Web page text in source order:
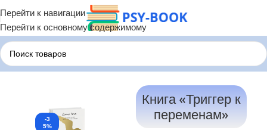
Перейти к навигации
Перейти к основному содержимому
Главная Психологические Книги
-3
5%
Книга «Триггер к
переменам»